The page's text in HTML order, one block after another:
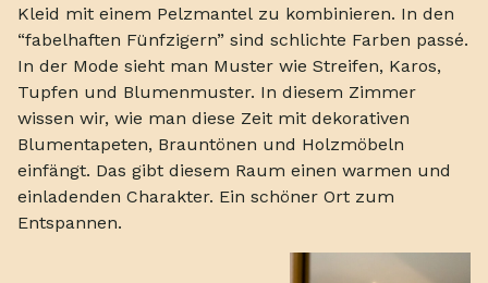
Kleid mit einem Pelzmantel zu kombinieren. In den
“fabelhaften Fünfzigern” sind schlichte Farben passé.
In der Mode sieht man Muster wie Streifen, Karos,
Tupfen und Blumenmuster. In diesem Zimmer
wissen wir, wie man diese Zeit mit dekorativen
Blumentapeten, Brauntönen und Holzmöbeln
einfängt. Das gibt diesem Raum einen warmen und
einladenden Charakter. Ein schöner Ort zum
Entspannen.